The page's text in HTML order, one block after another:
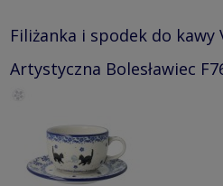
Filiżanka i spodek do kawy
Artystyczna Bolesławiec